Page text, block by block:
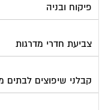
פיקוח ובניה
צביעת חדרי מדרגות
קבלני שיפוצים לבתים